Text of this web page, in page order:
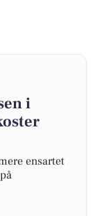
i
ensartet